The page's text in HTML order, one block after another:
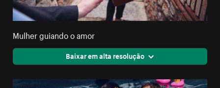
Mulher guiando o amor
Baixar em alta resolução